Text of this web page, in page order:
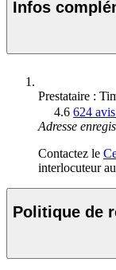
Infos
Prestataire :
4.6 624
Adresse
Contactez le
interlocuteur
Politique de